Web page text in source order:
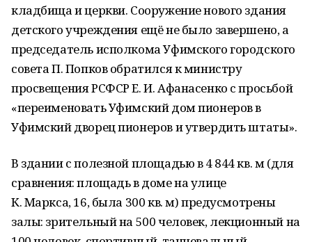
кладбища и церкви. Сооружение нового здания
детского учреждения ещё не было завершено, а
председатель исполкома Уфимского городского
совета П. Попков обратился к министру
просвещения РСФСР Е. И. Афанасенко c просьбой
«переименовать Уфимский дом пионеров в
Уфимский дворец пионеров и утвердить штаты».
В здании с полезной площадью в 4 844 кв. м (для
сравнения: площадь в доме на улице
К. Маркса, 16, была 300 кв. м) предусмотрены
залы: зрительный на 500 человек, лекционный на